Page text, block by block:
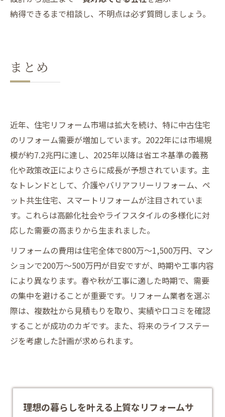
納得できるまで相談し、不明点は必ず質問しましょう。
まとめ
近年、住宅リフォーム市場は拡大を続け、特に中古住宅
のリフォーム需要が増加しています。2022年には市場規
模が約7.2兆円に達し、2025年以降は省エネ基準の義務
化や政策改正によりさらに成長が予想されています。主
なトレンドとして、介護やバリアフリーリフォーム、ペ
ット共生住宅、スマートリフォームが注目されていま
す。これらは高齢化社会やライフスタイルの多様化に対
応した需要の高まりから生まれました。
リフォームの費用は住宅全体で800万～1,500万円、マン
ションで200万～500万円が目安ですが、時期や工事内容
により異なります。春や秋が工事に適した時期で、需要
の集中を避けることが重要です。リフォーム業者を選ぶ
際は、複数社から見積もりを取り、実績や口コミを確認
することが成功のカギです。また、将来のライフステー
ジを考慮した計画が求められます。
理想の暮らしを叶える上質なリフォームサ